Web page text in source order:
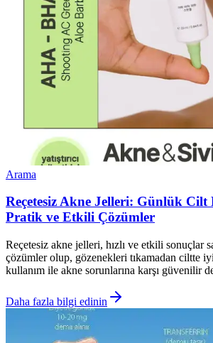
Arama
Reçetesiz Akne Jelleri: Günlük Cilt
Pratik ve Etkili Çözümler
Reçetesiz akne jelleri, hızlı ve etkili sonuçlar
çözümler olup, gözenekleri tıkamadan ciltte
kullanım ile akne sorunlarına karşı güvenilir
Daha fazla bilgi edinin